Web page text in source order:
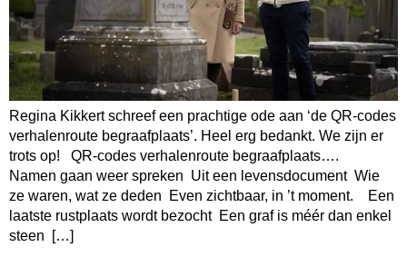
Regina Kikkert schreef een prachtige ode aan ‘de QR-codes
verhalenroute begraafplaats’. Heel erg bedankt. We zijn er
trots op! QR-codes verhalenroute begraafplaats….
Namen gaan weer spreken Uit een levensdocument Wie
ze waren, wat ze deden Even zichtbaar, in ’t moment. Een
laatste rustplaats wordt bezocht Een graf is méér dan enkel
steen […]